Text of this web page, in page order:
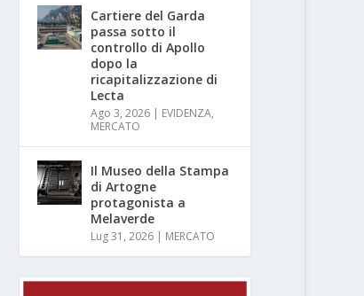
Cartiere del Garda
passa sotto il
controllo di Apollo
dopo la
ricapitalizzazione di
Lecta
Ago 3, 2026 | EVIDENZA,
MERCATO
Il Museo della Stampa
di Artogne
protagonista a
Melaverde
Lug 31, 2026 | MERCATO